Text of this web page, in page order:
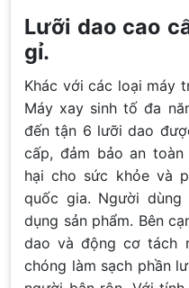
Lưỡi dao cao
gỉ.
Khác với các loại máy
Máy xay sinh tố đa
đến tận 6 lưỡi dao
cấp, đảm bảo an
hại cho sức khỏe và
quốc gia. Người
dụng sản phẩm. Bên
dao và động cơ tách
chóng làm sạch phần